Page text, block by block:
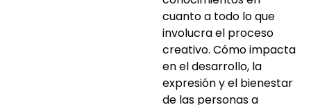
cuanto a todo lo que
involucra el proceso
creativo. Cómo impacta
en el desarrollo, la
expresión y el bienestar
de las personas a